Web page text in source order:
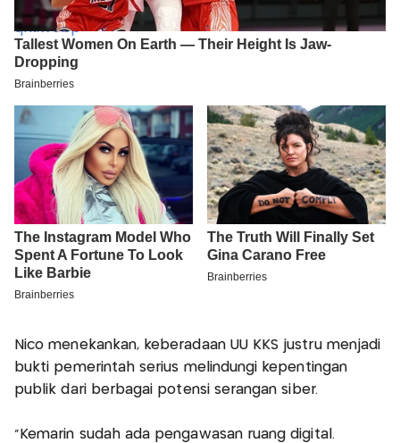
Nico menekankan, keberadaan UU KKS justru menjadi
bukti pemerintah serius melindungi kepentingan
publik dari berbagai potensi serangan siber.
"Kemarin sudah ada pengawasan ruang digital.